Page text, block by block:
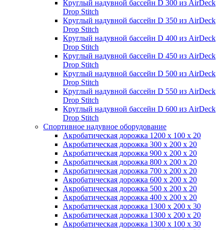
Круглый надувной бассейн D 300 из AirDeck
Drop Stitch
Круглый надувной бассейн D 350 из AirDeck
Drop Stitch
Круглый надувной бассейн D 400 из AirDeck
Drop Stitch
Круглый надувной бассейн D 450 из AirDeck
Drop Stitch
Круглый надувной бассейн D 500 из AirDeck
Drop Stitch
Круглый надувной бассейн D 550 из AirDeck
Drop Stitch
Круглый надувной бассейн D 600 из AirDeck
Drop Stitch
Спортивное надувное оборудование
Акробатическая дорожка 1200 x 100 x 20
Акробатическая дорожка 300 x 200 x 20
Акробатическая дорожка 900 x 200 x 20
Акробатическая дорожка 800 x 200 x 20
Акробатическая дорожка 700 x 200 x 20
Акробатическая дорожка 600 x 200 x 20
Акробатическая дорожка 500 x 200 x 20
Акробатическая дорожка 400 x 200 x 20
Акробатическая дорожка 1300 x 200 x 30
Акробатическая дорожка 1300 x 200 x 20
Акробатическая дорожка 1300 x 100 x 30